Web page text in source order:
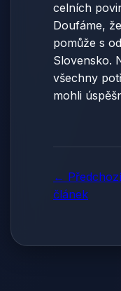
celních
Doufáme,
pomůže s
Slovensko.
všechny
mohli
← Předchozí
článek